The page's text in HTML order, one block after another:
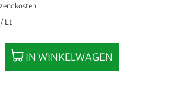
Lt
IN WINKELWAGEN